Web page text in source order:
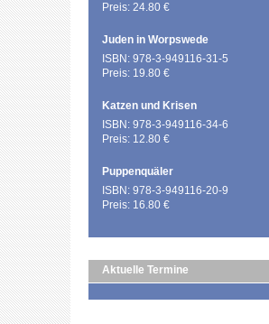
Preis: 24.80 €
Juden in Worpswede
ISBN: 978-3-949116-31-5
Preis: 19.80 €
Katzen und Krisen
ISBN: 978-3-949116-34-6
Preis: 12.80 €
Puppenquäler
ISBN: 978-3-949116-20-9
Preis: 16.80 €
Aktuelle Termine